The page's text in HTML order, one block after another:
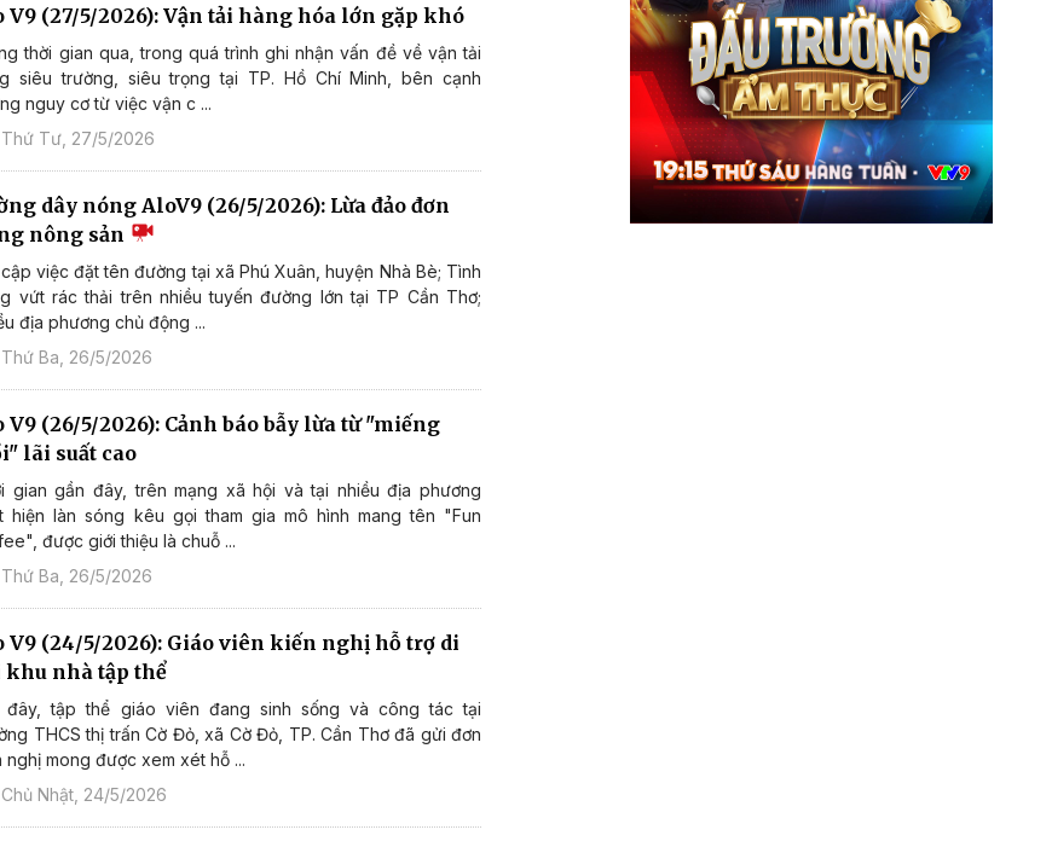
V9 (27/5/2026): Vận tải hàng hóa lớn gặp khó
thời gian qua, trong quá trình ghi nhận vấn đề về vận tải
siêu trường, siêu trọng tại TP. Hồ Chí Minh, bên cạnh
nguy cơ từ việc vận c ...
Thứ Tư, 27/5/2026
dây nóng AloV9 (26/5/2026): Lừa đảo đơn
nông sản
việc đặt tên đường tại xã Phú Xuân, huyện Nhà Bè; Tình
vứt rác thải trên nhiều tuyến đường lớn tại TP Cần Thơ;
địa phương chủ động ...
Thứ Ba, 26/5/2026
V9 (26/5/2026): Cảnh báo bẫy lừa từ "miếng
lãi suất cao
gian gần đây, trên mạng xã hội và tại nhiều địa phương
hiện làn sóng kêu gọi tham gia mô hình mang tên "Fun
được giới thiệu là chuỗ ...
Thứ Ba, 26/5/2026
V9 (24/5/2026): Giáo viên kiến nghị hỗ trợ di
khu nhà tập thể
đây, tập thể giáo viên đang sinh sống và công tác tại
THCS thị trấn Cờ Đỏ, xã Cờ Đỏ, TP. Cần Thơ đã gửi đơn
nghị mong được xem xét hỗ ...
Chủ Nhật, 24/5/2026